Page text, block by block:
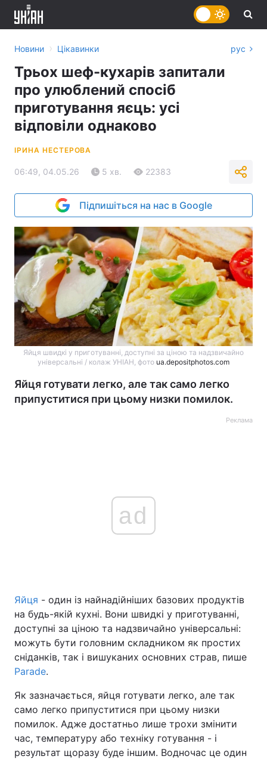
Україна Політика
Економіка
Спорт Наука
Зброя Інциденти
Здоров'я Туризм
Новини › Цікавинки рус
Трьох шеф-кухарів запитали
про улюблений спосіб
приготування яєць: усі
відповіли однаково
ІРИНА НЕСТЕРОВА
06:49, 04.05.26 5 хв. 22383
Підпишіться на нас в Google
Яйця швидкі у приготуванні, доступні за ціною та надзвичайно
універсальні / колаж УНІАН, фото ua.depositphotos.com
Яйця готувати легко, але так само легко
припуститися при цьому низки помилок.
Реклама
ad
Яйця - один із найнадійніших базових продуктів
на будь-якій кухні. Вони швидкі у приготуванні,
доступні за ціною та надзвичайно універсальні:
можуть бути головним складником як простих
сніданків, так і вишуканих основних страв, пише
Parade.
Як зазначається, яйця готувати легко, але так
само легко припуститися при цьому низки
помилок. Адже достатньо лише трохи змінити
час, температуру або техніку готування - і
результат щоразу буде іншим. Водночас це один